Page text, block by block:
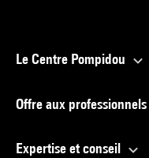
Le Centre Pompidou
Offre aux professionnels
Expertise et conseil